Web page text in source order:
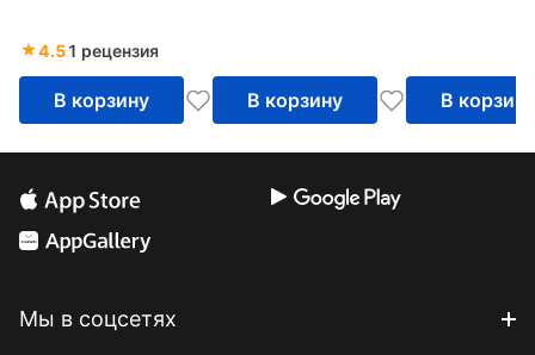
4.51 рецензия
В корзину В корзину В корзину
Мы в соцсетях